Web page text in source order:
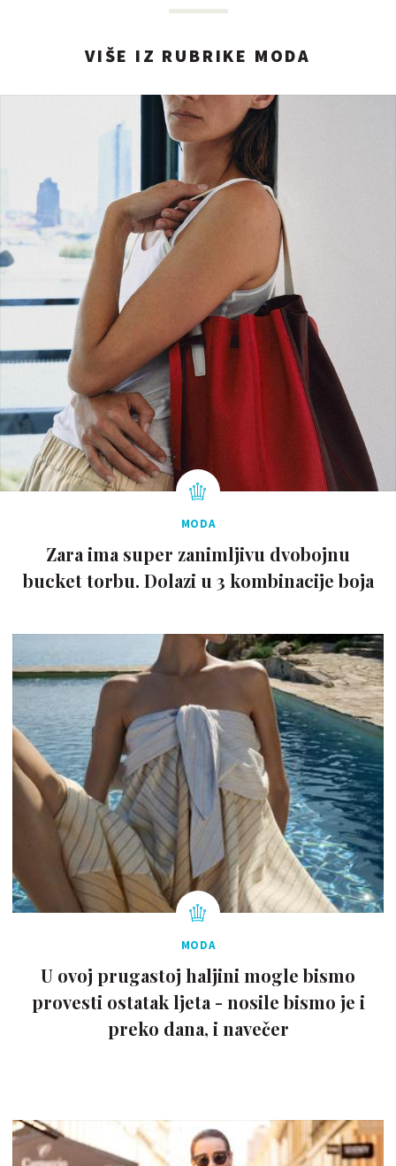
VIŠE IZ RUBRIKE MODA
MODA
Zara ima super zanimljivu dvobojnu
bucket torbu. Dolazi u 3 kombinacije boja
MODA
U ovoj prugastoj haljini mogle bismo
provesti ostatak ljeta - nosile bismo je i
preko dana, i navečer